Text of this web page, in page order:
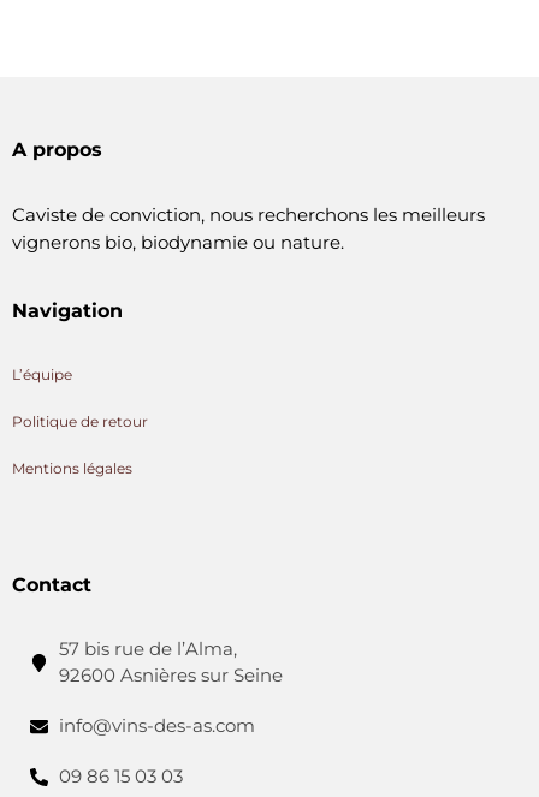
A propos
Caviste de conviction, nous recherchons les meilleurs
vignerons bio, biodynamie ou nature.
Navigation
L’équipe
Politique de retour
Mentions légales
Contact
57 bis rue de l’Alma,
92600 Asnières sur Seine
info@vins-des-as.com
09 86 15 03 03